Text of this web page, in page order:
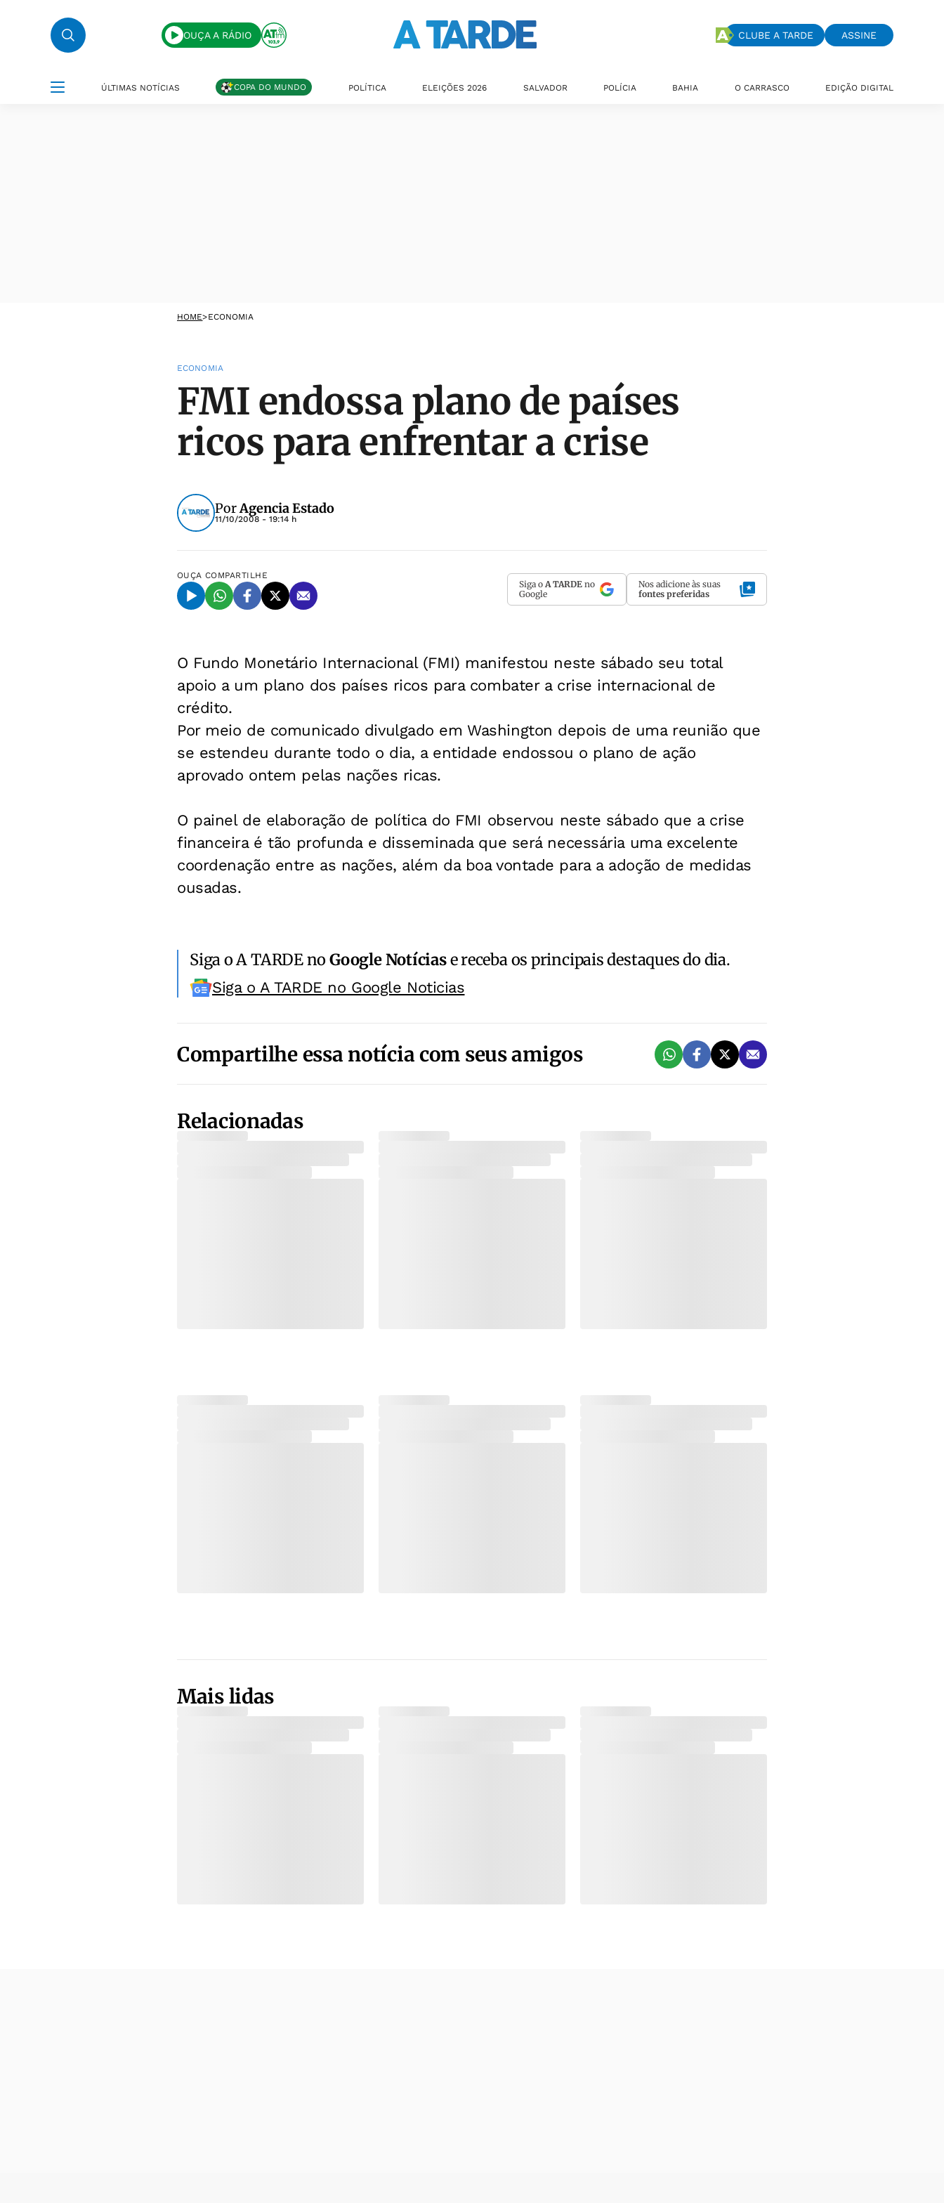
OUÇA A RÁDIO CLUBE A TARDE ASSINE
ÚLTIMAS NOTÍCIAS COPA DO MUNDO POLÍTICA ELEIÇÕES 2026 SALVADOR POLÍCIA BAHIA O CARRASCO EDIÇÃO DIGITAL
HOME>ECONOMIA
ECONOMIA
FMI endossa plano de países
ricos para enfrentar a crise
PorAgencia Estado
11/10/2008 - 19:14 h
OUÇA COMPARTILHE
Siga o A TARDE no
Google
Nos adicione às suas
fontes preferidas
O Fundo Monetário Internacional (FMI) manifestou neste sábado seu total
apoio a um plano dos países ricos para combater a crise internacional de
crédito.
Por meio de comunicado divulgado em Washington depois de uma reunião que
se estendeu durante todo o dia, a entidade endossou o plano de ação
aprovado ontem pelas nações ricas.
O painel de elaboração de política do FMI observou neste sábado que a crise
financeira é tão profunda e disseminada que será necessária uma excelente
coordenação entre as nações, além da boa vontade para a adoção de medidas
ousadas.
Siga o A TARDE noGoogle Notíciase receba os principais destaques do dia.
Siga o A TARDE no Google Noticias
Compartilhe essa notícia com seus amigos
Relacionadas
Mais lidas